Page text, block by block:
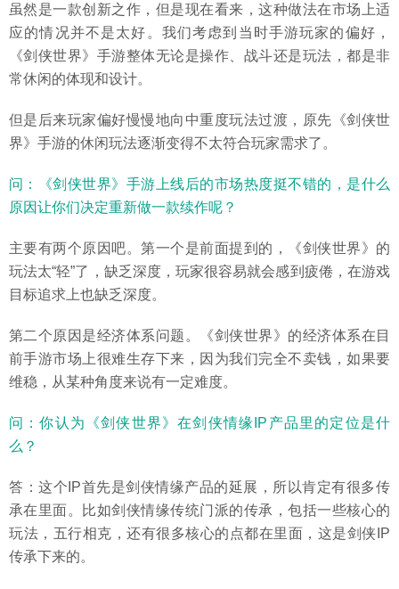
虽然是一款创新之作，但是现在看来，这种做法在市场上适
应的情况并不是太好。我们考虑到当时手游玩家的偏好，
《剑侠世界》手游整体无论是操作、战斗还是玩法，都是非
常休闲的体现和设计。
但是后来玩家偏好慢慢地向中重度玩法过渡，原先《剑侠世
界》手游的休闲玩法逐渐变得不太符合玩家需求了。
问：《剑侠世界》手游上线后的市场热度挺不错的，是什么
原因让你们决定重新做一款续作呢？
主要有两个原因吧。第一个是前面提到的，《剑侠世界》的
玩法太“轻”了，缺乏深度，玩家很容易就会感到疲倦，在游戏
目标追求上也缺乏深度。
第二个原因是经济体系问题。《剑侠世界》的经济体系在目
前手游市场上很难生存下来，因为我们完全不卖钱，如果要
维稳，从某种角度来说有一定难度。
问：你认为《剑侠世界》在剑侠情缘IP产品里的定位是什
么？
答：这个IP首先是剑侠情缘产品的延展，所以肯定有很多传
承在里面。比如剑侠情缘传统门派的传承，包括一些核心的
玩法，五行相克，还有很多核心的点都在里面，这是剑侠IP
传承下来的。